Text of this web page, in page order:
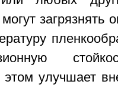
этом улучшает